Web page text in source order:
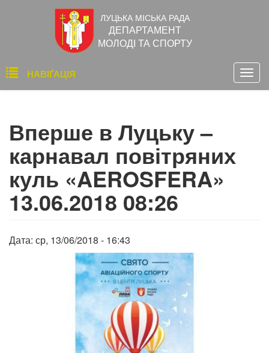
ЛУЦЬКА МІСЬКА РАДА
ДЕПАРТАМЕНТ
МОЛОДІ ТА СПОРТУ
Основна
навіґація
НАВІҐАЦІЯ
Вперше в Луцьку –
карнавал повітряних
куль «AEROSFERA»
13.06.2018 08:26
Дата: ср, 13/06/2018 - 16:43